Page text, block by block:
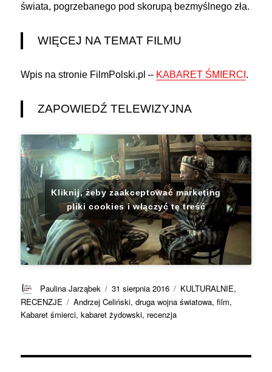
świata, pogrzebanego pod skorupą bezmyślnego zła.
WIĘCEJ NA TEMAT FILMU
Wpis na stronie FilmPolski.pl – KABARET ŚMIERCI .
ZAPOWIEDŹ TELEWIZYJNA
Kliknij, żeby zaakceptować marketing
pliki cookies i włączyć tę treść
Autor
Paulina Jarząbek
Data
publikacji
31 sierpnia 2016 Kategorie
KULTURALNIE,
RECENZJE
Tagi
Andrzej Celiński,druga wojna światowa,film,
Kabaret śmierci,kabaret żydowski, recenzja